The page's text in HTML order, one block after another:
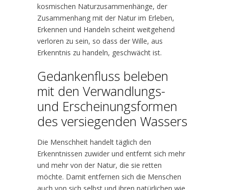
kosmischen Naturzusammenhänge, der
Zusammenhang mit der Natur im Erleben,
Erkennen und Handeln scheint weitgehend
verloren zu sein, so dass der Wille, aus
Erkenntnis zu handeln, geschwächt ist.
Gedankenfluss beleben
mit den Verwandlungs-
und Erscheinungsformen
des versiegenden Wassers
Die Menschheit handelt täglich den
Erkenntnissen zuwider und entfernt sich mehr
und mehr von der Natur, die sie retten
möchte. Damit entfernen sich die Menschen